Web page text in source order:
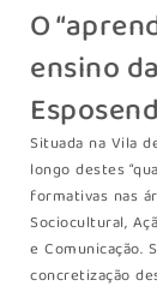
O
ensino
Situada na Vila
longo destes
formativas nas
Sociocultural,
e Comunicação.
concretização